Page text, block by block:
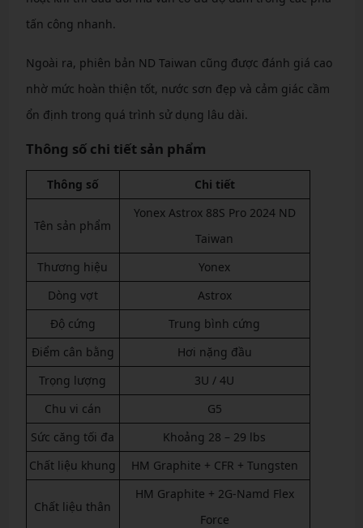
tấn công nhanh.
Ngoài ra, phiên bản ND Taiwan cũng được đánh giá cao
nhờ mức hoàn thiện tốt, nước sơn đẹp và cảm giác cầm
ổn định trong quá trình sử dụng lâu dài.
Thông số chi tiết sản phẩm
Thông số Chi tiết
Tên sản phẩm
Yonex Astrox 88S Pro 2024 ND
Taiwan
Thương hiệu
Yonex
Dòng vợt
Astrox
Độ cứng
Trung bình cứng
Điểm cân bằng
Hơi nặng đầu
Trọng lượng
3U / 4U
Chu vi cán
G5
Sức căng tối đa
Khoảng 28 – 29 lbs
Chất liệu khung
HM Graphite + CFR + Tungsten
Chất liệu thân
HM Graphite + 2G-Namd Flex
Force